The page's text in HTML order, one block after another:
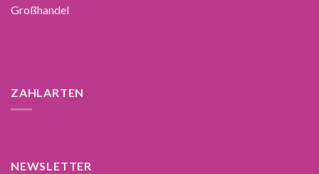
Großhandel
ZAHLARTEN
NEWSLETTER